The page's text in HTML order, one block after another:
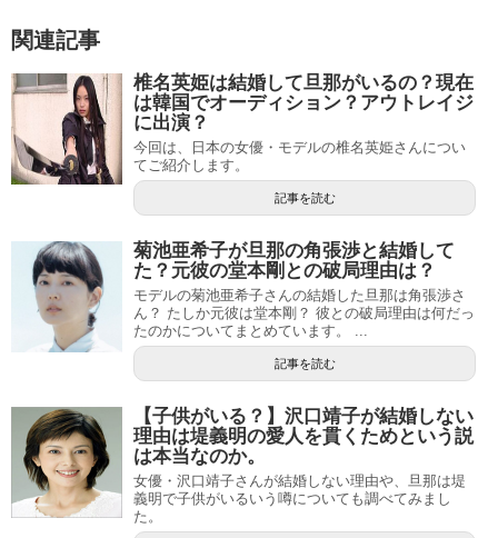
関連記事
椎名英姫は結婚して旦那がいるの？現在
は韓国でオーディション？アウトレイジ
に出演？
今回は、日本の女優・モデルの椎名英姫さんについ
てご紹介します。
記事を読む
菊池亜希子が旦那の角張渉と結婚して
た？元彼の堂本剛との破局理由は？
モデルの菊池亜希子さんの結婚した旦那は角張渉さ
ん？ たしか元彼は堂本剛？ 彼との破局理由は何だっ
たのかについてまとめています。 ...
記事を読む
【子供がいる？】沢口靖子が結婚しない
理由は堤義明の愛人を貫くためという説
は本当なのか。
女優・沢口靖子さんが結婚しない理由や、旦那は堤
義明で子供がいるいう噂についても調べてみまし
た。